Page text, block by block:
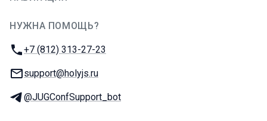
НУЖНА ПОМОЩЬ?
Телефон:
+7 (812) 313-27-23
E-mail:
support@holyjs.ru
Телеграм:
@JUGConfSupport_bot